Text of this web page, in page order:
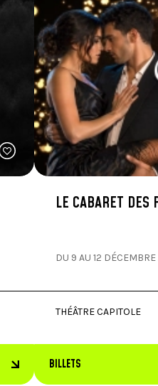
LE CABARET DES
DU 9 AU 12
THÉÂTRE CAPITOLE
BILLETS